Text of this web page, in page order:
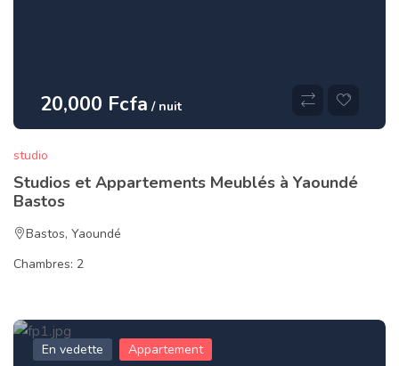
20,000 Fcfa / nuit
studio
Studios et Appartements Meublés à Yaoundé
Bastos
Bastos, Yaoundé
Chambres: 2
En vedette Appartement